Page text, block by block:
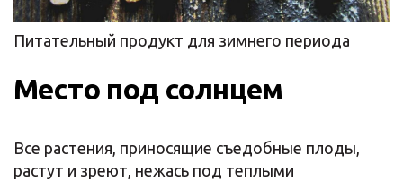
Питательный продукт для зимнего периода
Место под солнцем
Все растения, приносящие съедобные плоды,
растут и зреют, нежась под теплыми